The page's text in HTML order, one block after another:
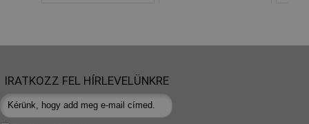
IRATKOZZ FEL HÍRLEVELÜNKRE